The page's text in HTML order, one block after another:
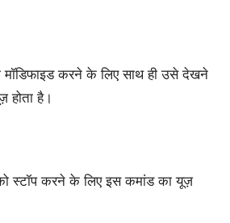
करने के लिए साथ ही उसे देखने
होता है।
स्टॉप करने के लिए इस कमांड का यूज़